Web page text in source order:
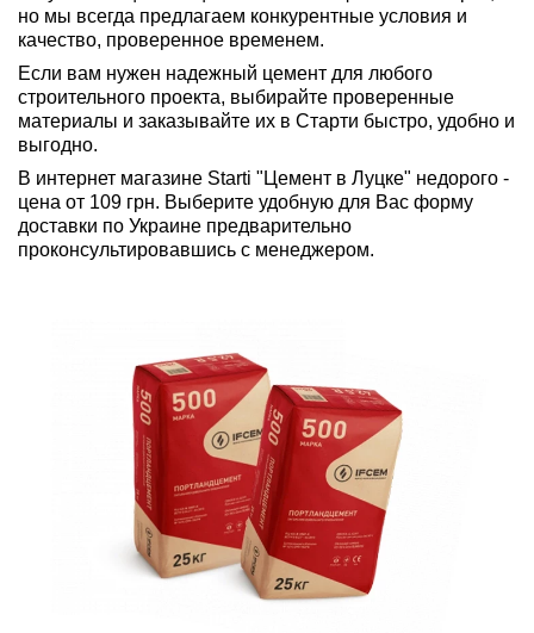
но мы всегда предлагаем конкурентные условия и
качество, проверенное временем.
Если вам нужен надежный цемент для любого
строительного проекта, выбирайте проверенные
материалы и заказывайте их в Старти быстро, удобно и
выгодно.
В интернет магазине Starti "Цемент в Луцке" недорого -
цена от 109 грн. Выберите удобную для Вас форму
доставки по Украине предварительно
проконсультировавшись с менеджером.